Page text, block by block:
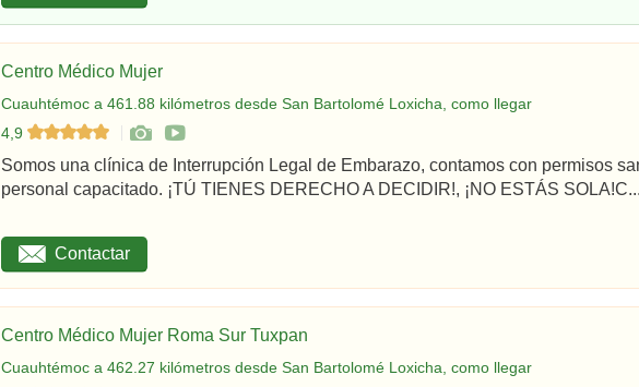
Centro Médico Mujer
Cuauhtémoc a 461.88 kilómetros desde San Bartolomé Loxicha, como llegar
4,9
Somos una clínica de Interrupción Legal de Embarazo, contamos con permisos
personal capacitado. ¡TÚ TIENES DERECHO A DECIDIR!, ¡NO ESTÁS SOLA!C...
Contactar
Centro Médico Mujer Roma Sur Tuxpan
Cuauhtémoc a 462.27 kilómetros desde San Bartolomé Loxicha, como llegar